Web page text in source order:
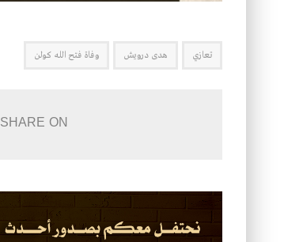
تعازي هدى درويش وفاة فتح الله كولن
SHARE ON: